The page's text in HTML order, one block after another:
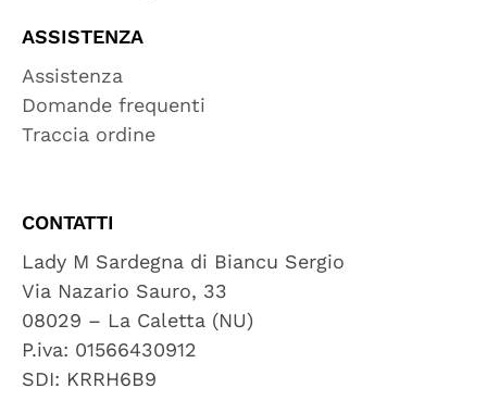
ASSISTENZA
Assistenza
Domande frequenti
Traccia ordine
CONTATTI
Lady M Sardegna di Biancu Sergio
Via Nazario Sauro, 33
08029 – La Caletta (NU)
P.iva: 01566430912
SDI: KRRH6B9